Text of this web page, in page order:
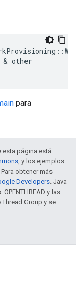
::
& other
para
esta página está
, y los ejemplos
Para obtener más
Developers. Java
y las
Group y se